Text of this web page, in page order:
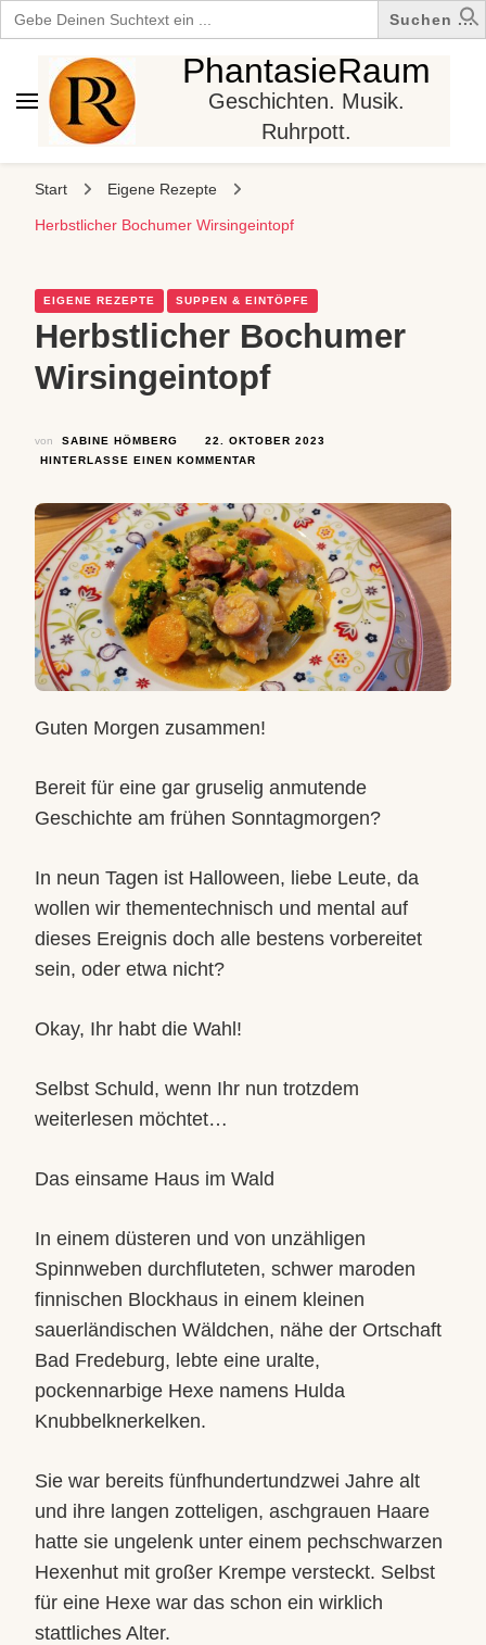
Search
for:
PhantasieRaum
Geschichten. Musik.
Ruhrpott.
Start Eigene Rezepte
Herbstlicher Bochumer Wirsingeintopf
EIGENE REZEPTE SUPPEN & EINTÖPFE
Herbstlicher Bochumer
Wirsingeintopf
von SABINE HÖMBERG
22. OKTOBER 2023
HINTERLASSE EINEN KOMMENTAR
WIRSINGEINTOPF
Guten Morgen zusammen!
Bereit für eine gar gruselig anmutende
Geschichte am frühen Sonntagmorgen?
In neun Tagen ist Halloween, liebe Leute, da
wollen wir thementechnisch und mental auf
dieses Ereignis doch alle bestens vorbereitet
sein, oder etwa nicht?
Okay, Ihr habt die Wahl!
Selbst Schuld, wenn Ihr nun trotzdem
weiterlesen möchtet…
Das einsame Haus im Wald
In einem düsteren und von unzähligen
Spinnweben durchfluteten, schwer maroden
finnischen Blockhaus in einem kleinen
sauerländischen Wäldchen, nähe der Ortschaft
Bad Fredeburg, lebte eine uralte,
pockennarbige Hexe namens Hulda
Knubbelknerkelken.
Sie war bereits fünfhundertundzwei Jahre alt
und ihre langen zotteligen, aschgrauen Haare
hatte sie ungelenk unter einem pechschwarzen
Hexenhut mit großer Krempe versteckt. Selbst
für eine Hexe war das schon ein wirklich
stattliches Alter. ‍